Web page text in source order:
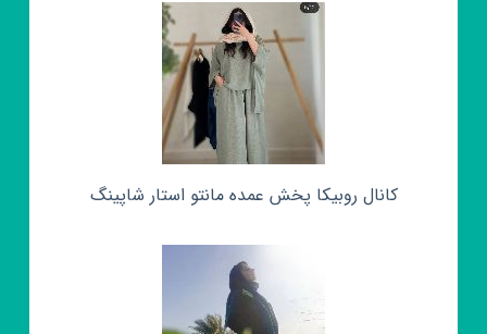
کانال روبیکا پخش عمده مانتو استار شاپینگ